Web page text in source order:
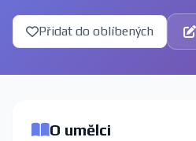
Přidat do oblíbených
O umělci